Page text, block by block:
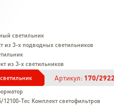
светильник
из 3-х подводных светильников
из 3-х светильников
Артикул: 170/
Tec Комплект светофильтров